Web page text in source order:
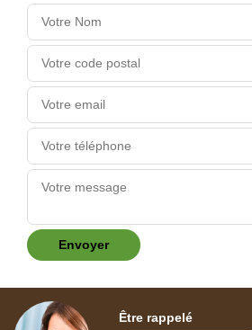
Être rappelé